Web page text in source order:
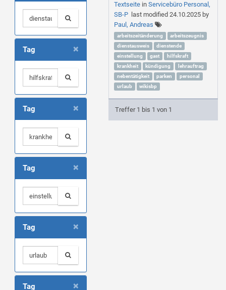
×
Tag
×
Tag
×
Tag
×
Tag
×
Tag
Textseite in Servicebüro Personal,
SB-Plast modified 24.10.2025by
Paul, Andreas
arbeitszeitänderung
arbeitszeugnis
dienstausweis
dienstende
einstellung
gast
hilfskraft
krankheit
kündigung
lehrauftrag
nebentätigkeit
parken
personal
urlaub
wikisbp
Treffer 1 bis 1 von 1